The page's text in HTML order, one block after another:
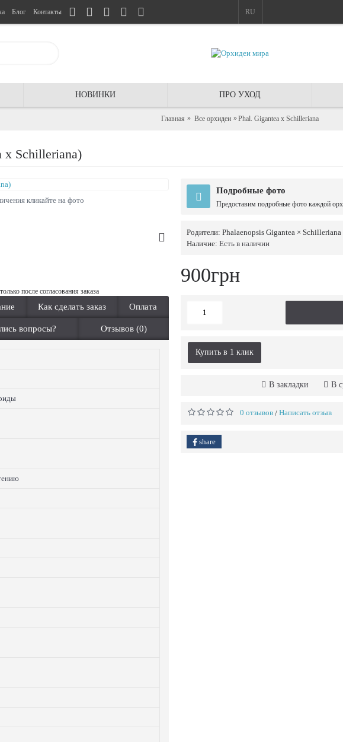
Блог Контакты RU
НОВИНКИ ПРО УХОД
Главная Все орхидеи Phal. Gigantea x Schilleriana
x Schilleriana)
кликайте на фото
после согласования заказа
Как сделать заказ Оплата
вопросы? Отзывов (0)
Подробные фото
Предоставим подробные фото каждой
Родители: Phalaenopsis Gigantea × Schilleriana
Наличие: Есть в наличии
900грн
Купить в 1 клик
В закладки В
0 отзывов / Написать отзыв
share